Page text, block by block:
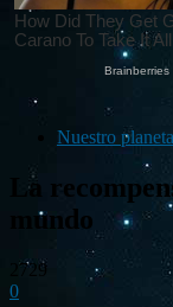
Nuestro planeta
La
mundo
2729
0